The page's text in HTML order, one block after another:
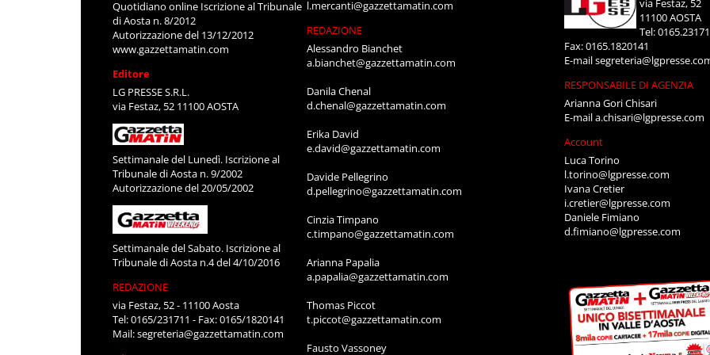
Quotidiano online Iscrizione al Tribunale
di Aosta n. 8/2012
Autorizzazione del 13/12/2012
www.gazzettamatin.com
Editore
LG PRESSE S.R.L.
via Festaz, 52 11100 AOSTA
Settimanale del Lunedì. Iscrizione al
Tribunale di Aosta n. 9/2002
Autorizzazione del 20/05/2002
Settimanale del Sabato. Iscrizione al
Tribunale di Aosta n.4 del 4/10/2016
REDAZIONE
via Festaz, 52 - 11100 Aosta
Tel: 0165/231711 - Fax: 0165/1820141
Mail:segreteria@gazzettamatin.com
l.mercanti@gazzettamatin.com
REDAZIONE
Alessandro Bianchet
a.bianchet@gazzettamatin.com
Danila Chenal
d.chenal@gazzettamatin.com
Erika David
e.david@gazzettamatin.com
Davide Pellegrino
d.pellegrino@gazzettamatin.com
Cinzia Timpano
c.timpano@gazzettamatin.com
Arianna Papalia
a.papalia@gazzettamatin.com
Thomas Piccot
t.piccot@gazzettamatin.com
Fausto Vassoney
via Festaz, 52
11100 AOSTA
Tel:
Fax: 0165.1820141
E-mail
RESPONSABILE DI AGENZIA
Arianna Gori Chisari
E-maila.chisari@lgpresse.com
Account
Luca Torino
l.torino@lgpresse.com
Ivana Cretier
i.cretier@lgpresse.com
Daniele Fimiano
d.fimiano@lgpresse.com